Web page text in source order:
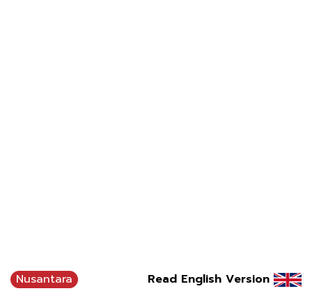
Nusantara Read English Version